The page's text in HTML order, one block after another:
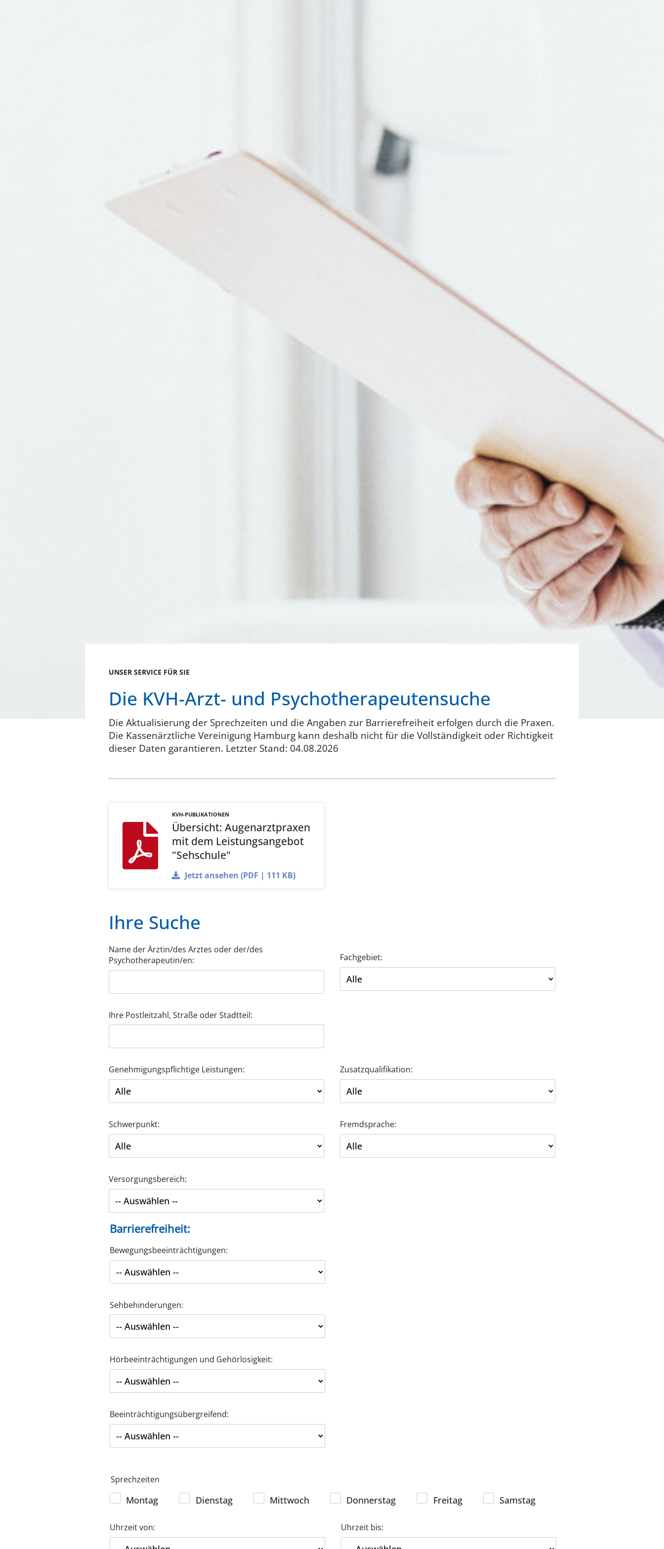
UNSER SERVICE FÜR SIE
Die KVH-Arzt- und Psychotherapeutensuche
Die Aktualisierung der Sprechzeiten und die Angaben zur Barrierefreiheit erfolgen durch die Praxen.
Die Kassenärztliche Vereinigung Hamburg kann deshalb nicht für die Vollständigkeit oder Richtigkeit
dieser Daten garantieren. Letzter Stand: 04.08.2026
KVH-PUBLIKATIONEN
Übersicht: Augenarztpraxen
mit dem Leistungsangebot
"Sehschule"
Jetzt ansehen (PDF | 111 KB)
Ihre Suche
Name der Ärztin/des Arztes oder der/des
Psychotherapeutin/en:
Fachgebiet:
Ihre Postleitzahl, Straße oder Stadtteil:
Genehmigungspflichtige Leistungen: Zusatzqualifikation:
Schwerpunkt: Fremdsprache:
Versorgungsbereich:
Barrierefreiheit:
Bewegungsbeeinträchtigungen:
Sehbehinderungen:
Hörbeeinträchtigungen und Gehörlosigkeit:
Beeinträchtigungsübergreifend:
Sprechzeiten
Montag Dienstag Mittwoch Donnerstag Freitag Samstag
Uhrzeit von: Uhrzeit bis: